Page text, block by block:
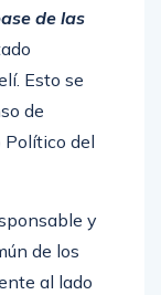
de las
Esto se
de
Político del
y
de los
al lado